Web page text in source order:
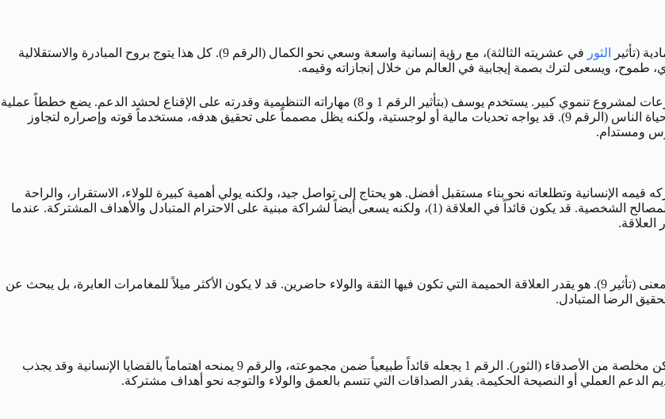
(تأثير
الثور
في عشريته الثالثة)، مع رؤية إنسانية واسعة وسعي نحو الكمال (الرقم 9). كل هذا يتوج بروح المبادرة والاستقلالية
دعنا نتصور ‘يوسف’، مولود 18 مايو، وهو يقود حملة لجمع التبرعات لمشروع تنموي كبير. يستخدم يوسف (بتأثير الرقم 1 و 8) مهاراته التنظيمية وقدرته على الإقناع لحشد الدعم. يضع خططاً عملية
ومفصلة (الثور)، ويتحدث بشغف عن الأثر الإيجابي الذي سيحققه المشروع على حياة الناس (الرقم 9). قد يواجه تحديات مالية أو لوجستية، ولكنه يظل مصمماً على تحقيق هدفه، مستخدماً قوته وإصراره لتجاوز
ومستدام.
قوته وطموحه، وتشاركه قيمه الإنسانية وتطلعاته نحو بناء مستقبل أفضل. هو يحتاج إلى تواصل جيد، ولكنه يولي أهمية كبيرة للولاء، الاستقرار، والراحة
العاطفية (الثور). تأثير الرقم 9 يجعله يبحث عن علاقة ذات معنى عميق، تتجاوز المصالح الشخصية. قد يكون قائداً في العلاقة (1)، ولكنه يسعى أيضاً لشراكة مبنية على الاحترام المتبادل والأهداف المشتركة. عندما
والرغبة في علاقة عميقة وذات معنى (تأثير 9). هو يقدر العلاقة الحميمة التي تكون فيها الثقة والولاء حاضرين. قد لا يكون الأكثر ميلاً للمغامرات العابرة، بل يبحث عن
الرضا المتبادل.
يتمتع رجل 18 مايو بحضور قوي وشخصية مؤثرة. قد يكون لديه دائرة محدودة ولكن مخلصة من الأصدقاء (الثور). الرقم 1 يجعله قائداً طبيعياً ضمن مجموعته، والرقم 9 يمنحه اهتماماً بالقضايا الإنسانية وقد يجذب
العملي أو النصيحة الحكيمة. يقدر الصداقات التي تتسم بالعمق والولاء والتوجه نحو أهداف مشتركة.